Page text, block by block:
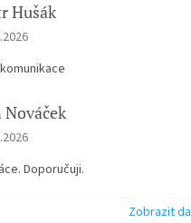
Hušák
obchodu je 5 z 5 hvězdiček.
Nováček
obchodu je 5 z 5 hvězdiček.
Doporučuji.
Zobrazit